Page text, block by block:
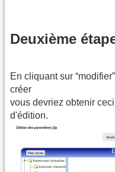
Deuxième
En cliquant sur
créer
vous devriez obtenir
d'édition.